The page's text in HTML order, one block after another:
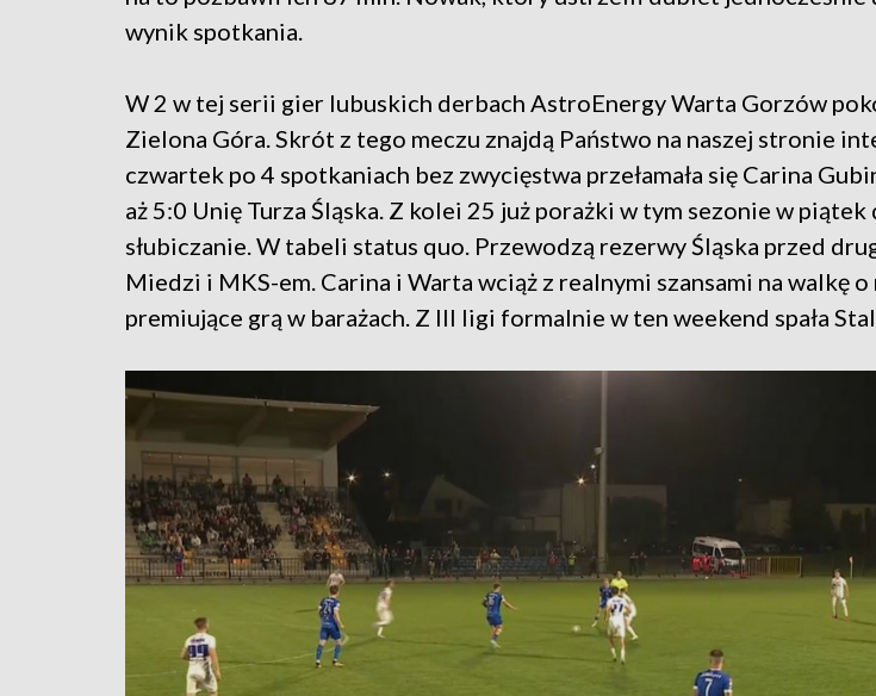
wynik spotkania.
W 2 w tej serii gier lubuskich derbach AstroEnergy Warta Gorzów
Zielona Góra. Skrót z tego meczu znajdą Państwo na naszej stronie
czwartek po 4 spotkaniach bez zwycięstwa przełamała się Carina
aż 5:0 Unię Turza Śląska. Z kolei 25 już porażki w tym sezonie w piątek
słubiczanie. W tabeli status quo. Przewodzą rezerwy Śląska przed
Miedzi i MKS-em. Carina i Warta wciąż z realnymi szansami na walkę o
premiujące grą w barażach. Z III ligi formalnie w ten weekend spała Stal